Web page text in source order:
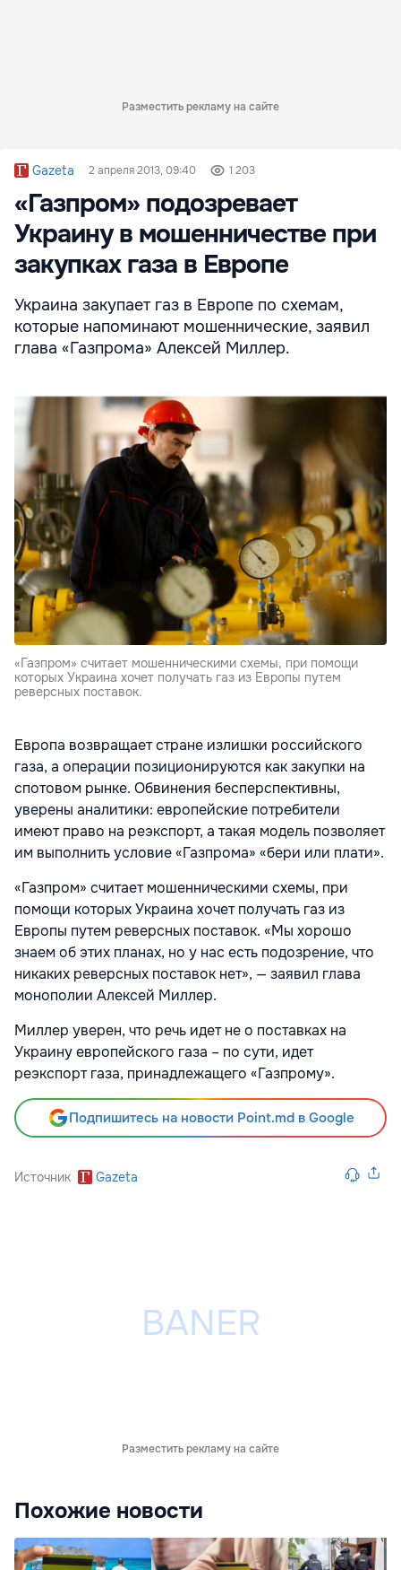
Разместить рекламу на сайте
Gazeta 2 апреля 2013, 09:40 1 203
«Газпром» подозревает
Украину в мошенничестве при
закупках газа в Европе
Украина закупает газ в Европе по схемам,
которые напоминают мошеннические, заявил
глава «Газпрома» Алексей Миллер.
«Газпром» считает мошенническими схемы, при помощи
которых Украина хочет получать газ из Европы путем
реверсных поставок.
Европа возвращает стране излишки российского
газа, а операции позиционируются как закупки на
спотовом рынке. Обвинения бесперспективны,
уверены аналитики: европейские потребители
имеют право на реэкспорт, а такая модель позволяет
им выполнить условие «Газпрома» «бери или плати».
«Газпром» считает мошенническими схемы, при
помощи которых Украина хочет получать газ из
Европы путем реверсных поставок. «Мы хорошо
знаем об этих планах, но у нас есть подозрение, что
никаких реверсных поставок нет», — заявил глава
монополии Алексей Миллер.
Миллер уверен, что речь идет не о поставках на
Украину европейского газа – по сути, идет
реэкспорт газа, принадлежащего «Газпрому».
Подпишитесь на новости Point.md в Google
Источник Gazeta
Разместить рекламу на сайте
Похожие новости